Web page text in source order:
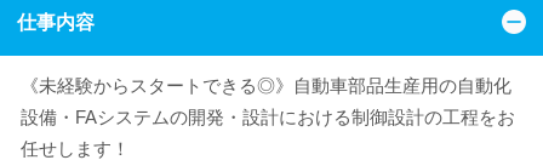
仕事内容
《未経験からスタートできる◎》自動車部品生産用の自動化
設備・FAシステムの開発・設計における制御設計の工程をお
任せします！